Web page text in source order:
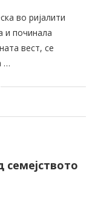
во ријалити
и починала
вест, се
…